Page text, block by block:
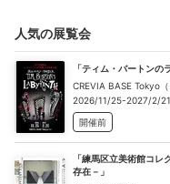
人気の展覧会
「ティム・バートンの
CREVIA BASE Tokyo
2026/11/25-2027/2/21
開催前
「練馬区立美術館コ
存在－」